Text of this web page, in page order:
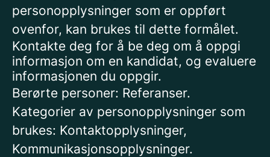
personopplysninger som er oppført
ovenfor, kan brukes til dette formålet.
Kontakte deg for å be deg om å oppgi
informasjon om en kandidat, og evaluere
informasjonen du oppgir.
Berørte personer: Referanser.
Kategorier av personopplysninger som
brukes: Kontaktopplysninger,
Kommunikasjonsopplysninger.